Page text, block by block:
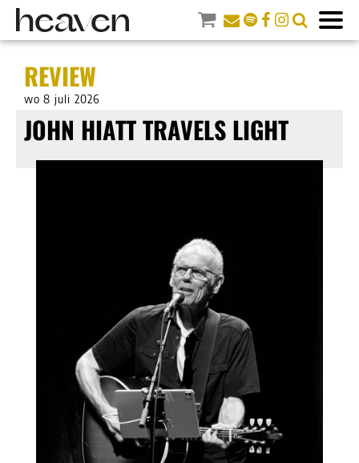
REVIEW
wo 8 juli 2026
JOHN HIATT TRAVELS LIGHT